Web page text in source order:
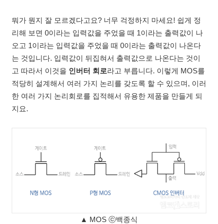
뭐가 뭔지 잘 모르겠다고요? 너무 걱정하지 마세요! 쉽게 정
리해 보면 0이라는 입력값을 주었을 때 1이라는 출력값이 나
오고 1이라는 입력값을 주었을 때 0이라는 출력값이 나온다
는 것입니다. 입력값이 뒤집혀서 출력값으로 나온다는 것이
고 따라서 이것을 인버터 회로라고 부릅니다. 이렇게 MOS를
적당히 설계해서 여러 가지 논리를 갖도록 할 수 있으며, 이러
한 여러 가지 논리회로를 집적해서 유용한 제품을 만들게 되
지요.
▲ MOS ⓒ백종식